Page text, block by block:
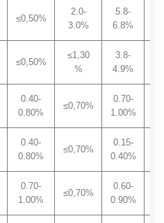
≤0,50%
2.0-
3.0%
5.8-
6.8%
≤0,50%
≤1,30
%
3.8-
4.9%
0.40-
0.80%
≤0,70%
0.70-
1.00%
0.40-
0.80%
≤0,70%
0.15-
0.40%
0.70-
1.00%
≤0,70%
0.60-
0.90%